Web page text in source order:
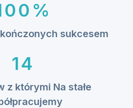
sukcesem
14
z którymi Na stałe